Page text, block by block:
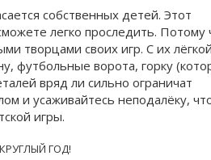
собственных детей. Этот
легко проследить. Потому
творцами своих игр. С их
футбольные ворота, горку
вряд ли сильно ограничат
и усаживайтесь неподалёку,
игры.
ГОД!